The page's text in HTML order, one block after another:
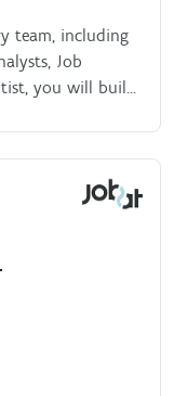
team, including
Job
you will build